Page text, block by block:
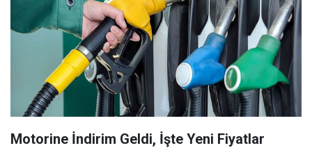
Motorine İndirim Geldi, İşte Yeni Fiyatlar